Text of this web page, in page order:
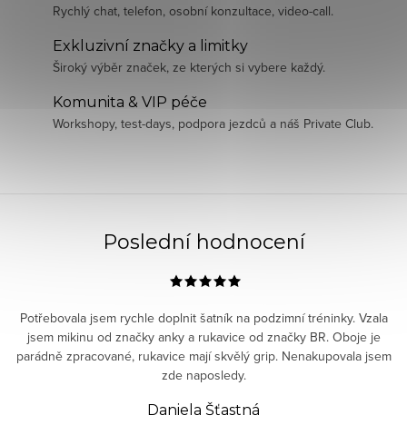
Rychlý chat, telefon, osobní konzultace, video-call.
Exkluzivní značky a limitky
Široký výběr značek, ze kterých si vybere každý.
Komunita & VIP péče
Workshopy, test-days, podpora jezdců a náš Private Club.
Poslední hodnocení
Potřebovala jsem rychle doplnit šatník na podzimní tréninky. Vzala
jsem mikinu od značky anky a rukavice od značky BR. Oboje je
parádně zpracované, rukavice mají skvělý grip. Nenakupovala jsem
zde naposledy.
Daniela Šťastná